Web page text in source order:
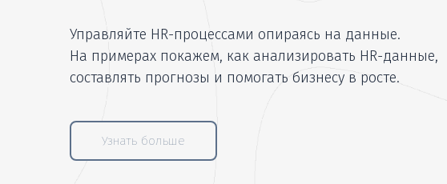
Управляйте HR-процессами опираясь на данные.
На примерах покажем, как анализировать HR-данные,
составлять прогнозы и помогать бизнесу в росте.
Узнать больше